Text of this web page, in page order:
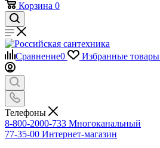
Корзина 0
Сравнение0 Избранные товары
Телефоны
8-800-2000-733 Многоканальный
77-35-00 Интернет-магазин